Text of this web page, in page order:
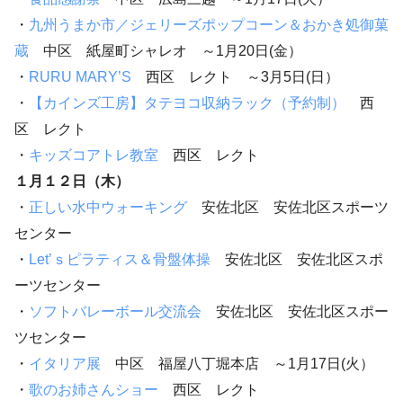
・ 九州うまか市／ジェリーズポップコーン＆おかき処御菓
蔵 中区 紙屋町シャレオ ～1月20日(金）
・ RURU MARY’S 西区 レクト ～3月5日(日）
・
【カインズ工房】タテヨコ収納ラック（予約制）
西
区 レクト
・ キッズコアトレ教室 西区 レクト
１月１２日（木）
・ 正しい水中ウォーキング 安佐北区 安佐北区スポーツ
センター
・ Let’ｓピラティス＆骨盤体操 安佐北区 安佐北区スポ
ーツセンター
・ ソフトバレーボール交流会 安佐北区 安佐北区スポー
ツセンター
・ イタリア展 中区 福屋八丁堀本店 ～1月17日(火）
・ 歌のお姉さんショー 西区 レクト